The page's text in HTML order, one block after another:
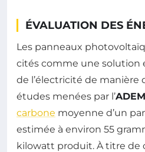
ÉVALUATION DES
Les panneaux
cités comme une solution
de l’électricité de manière
études menées par l’
carbone moyenne d’un
estimée à environ 55
kilowatt produit. À titre de